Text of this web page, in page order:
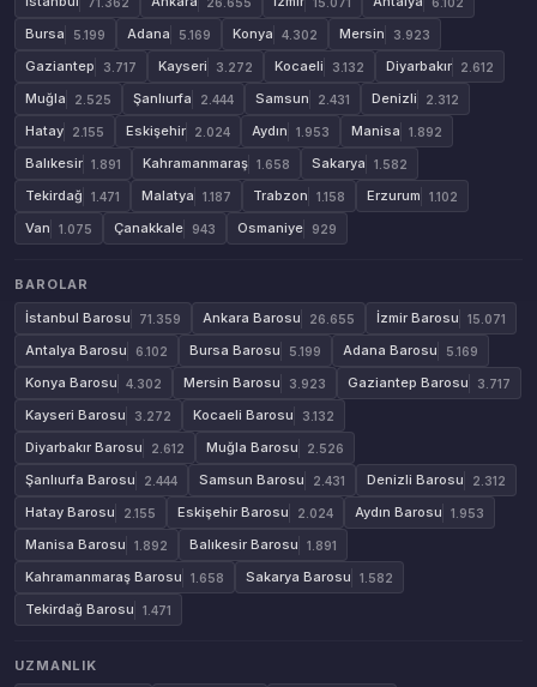
Bursa 5.199 Adana 5.169 Konya 4.302 Mersin 3.923
Gaziantep 3.717 Kayseri 3.272 Kocaeli 3.132 Diyarbakır 2.612
Muğla 2.525 Şanlıurfa 2.444 Samsun 2.431 Denizli 2.312
Hatay 2.155 Eskişehir 2.024 Aydın 1.953 Manisa 1.892
Balıkesir 1.891 Kahramanmaraş 1.658 Sakarya 1.582
Tekirdağ 1.471 Malatya 1.187 Trabzon 1.158 Erzurum 1.102
Van 1.075 Çanakkale 943 Osmaniye 929
BAROLAR
İstanbul Barosu
71.359 Ankara Barosu 26.655 İzmir Barosu 15.071
Antalya Barosu 6.102 Bursa Barosu 5.199 Adana Barosu 5.169
Konya Barosu 4.302 Mersin Barosu 3.923 Gaziantep Barosu 3.717
Kayseri Barosu 3.272 Kocaeli Barosu 3.132
Diyarbakır Barosu 2.612 Muğla Barosu 2.526
Şanlıurfa Barosu 2.444 Samsun Barosu 2.431 Denizli Barosu 2.312
Hatay Barosu 2.155 Eskişehir Barosu 2.024 Aydın Barosu 1.953
Manisa Barosu 1.892 Balıkesir Barosu 1.891
Kahramanmaraş Barosu 1.658 Sakarya Barosu 1.582
Tekirdağ Barosu 1.471
UZMANLIK